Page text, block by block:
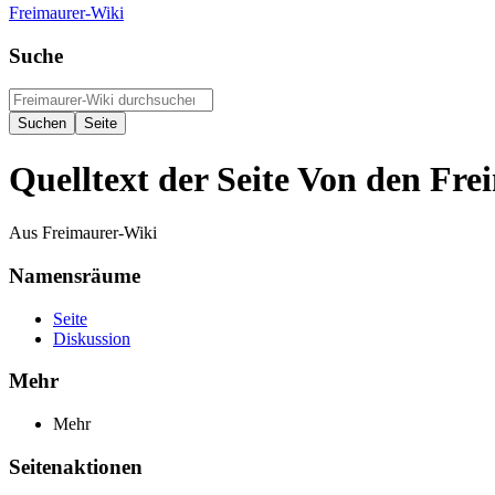
Freimaurer-Wiki
Suche
Quelltext der Seite Von den
Aus Freimaurer-Wiki
Namensräume
Seite
Diskussion
Mehr
Mehr
Seitenaktionen